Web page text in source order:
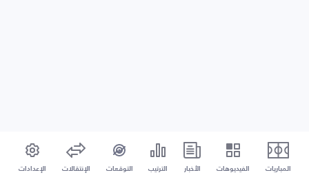
المباريات الفيديوهات الأخبار الترتيب التوقعات الإنتقالات الإعدادات